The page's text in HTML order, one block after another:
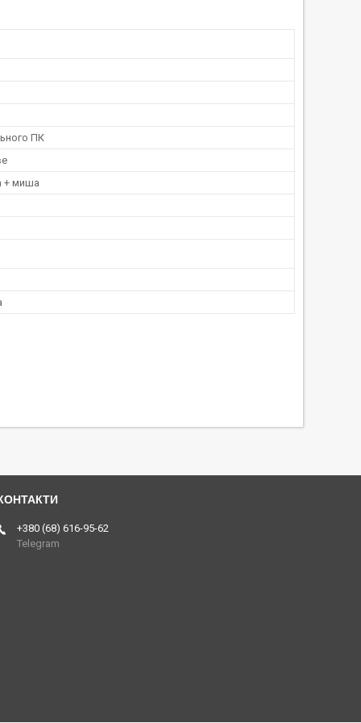
ПК
+ миша
+380 (68) 616-95-62
Telegram